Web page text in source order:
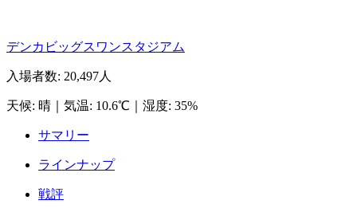
デンカビッグスワンスタジアム
入場者数: 20,497人
天候: 晴 気温: 10.6℃ 湿度: 35%
サマリー
ラインナップ
戦評